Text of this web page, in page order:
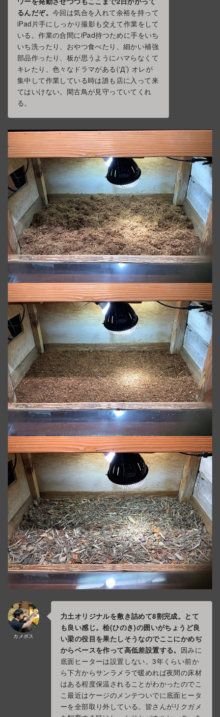
るんだぞ。 今回は気合を入れて余裕を持って
iPad片手にしっかり撮影も交えて作業をして
いる。作業の合間にiPad持つために手をいち
いち洗ったり、おやつ食べたり、細かい補強
部品作ったり、板が思うようにハマらなくて
キレたり、色々なドラマがある(‘Д’) オレが
集中して作業している時は誰も店に入って来
てはいけない。閑古鳥が見守っていてくれ
る。
カメボス
力土オリジナルを敷き詰めて8割完成。とて
も良い感じ。桧(ひのき)の囲いがちょうど良
い梁の役目を果たしそうなのでここにかめぢ
からベースを作って高低差設置する。 因みに
底面ヒーターは設置しない。3年くらい前か
ら下方からサンラメラで暖めれば夜間の床材
はある程度保温されることがわかったのでこ
こ最近はケージのメンテついでに底面ヒータ
ーを全部取り外している。皆さんがリクガメ